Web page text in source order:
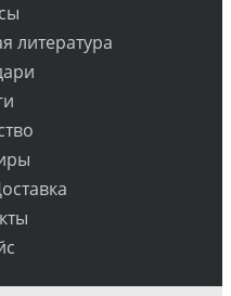
литература